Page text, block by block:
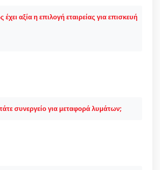
αξία η επιλογή εταιρείας για επισκευή
συνεργείο για μεταφορά λυμάτων;